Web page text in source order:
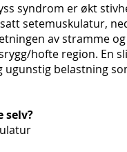
syndrom er økt
setemuskulatur,
av stramme
hofte region. En
ugunstig belastning
selv?